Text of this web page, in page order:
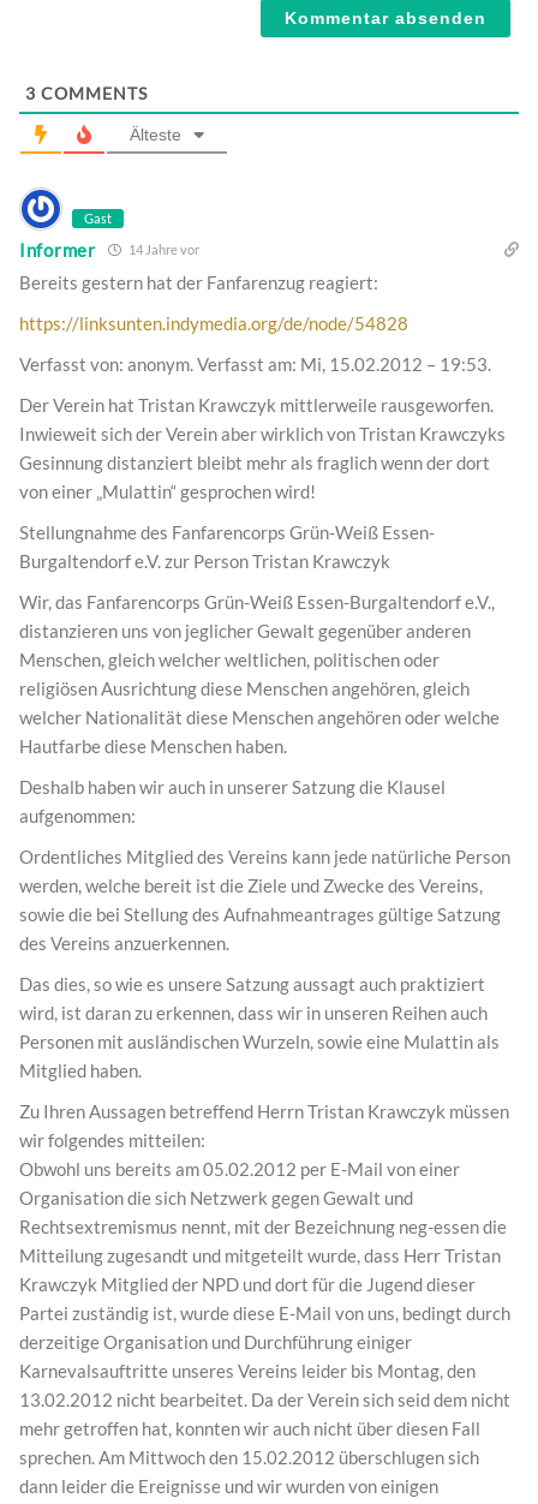
3 COMMENTS
Älteste
Gast
Informer 14 Jahre vor
Bereits gestern hat der Fanfarenzug reagiert:
https://linksunten.indymedia.org/de/node/54828
Verfasst von: anonym. Verfasst am: Mi, 15.02.2012 – 19:53.
Der Verein hat Tristan Krawczyk mittlerweile rausgeworfen.
Inwieweit sich der Verein aber wirklich von Tristan Krawczyks
Gesinnung distanziert bleibt mehr als fraglich wenn der dort
von einer „Mulattin“ gesprochen wird!
Stellungnahme des Fanfarencorps Grün-Weiß Essen-
Burgaltendorf e.V. zur Person Tristan Krawczyk
Wir, das Fanfarencorps Grün-Weiß Essen-Burgaltendorf e.V.,
distanzieren uns von jeglicher Gewalt gegenüber anderen
Menschen, gleich welcher weltlichen, politischen oder
religiösen Ausrichtung diese Menschen angehören, gleich
welcher Nationalität diese Menschen angehören oder welche
Hautfarbe diese Menschen haben.
Deshalb haben wir auch in unserer Satzung die Klausel
aufgenommen:
Ordentliches Mitglied des Vereins kann jede natürliche Person
werden, welche bereit ist die Ziele und Zwecke des Vereins,
sowie die bei Stellung des Aufnahmeantrages gültige Satzung
des Vereins anzuerkennen.
Das dies, so wie es unsere Satzung aussagt auch praktiziert
wird, ist daran zu erkennen, dass wir in unseren Reihen auch
Personen mit ausländischen Wurzeln, sowie eine Mulattin als
Mitglied haben.
Zu Ihren Aussagen betreffend Herrn Tristan Krawczyk müssen
wir folgendes mitteilen:
Obwohl uns bereits am 05.02.2012 per E-Mail von einer
Organisation die sich Netzwerk gegen Gewalt und
Rechtsextremismus nennt, mit der Bezeichnung neg-essen die
Mitteilung zugesandt und mitgeteilt wurde, dass Herr Tristan
Krawczyk Mitglied der NPD und dort für die Jugend dieser
Partei zuständig ist, wurde diese E-Mail von uns, bedingt durch
derzeitige Organisation und Durchführung einiger
Karnevalsauftritte unseres Vereins leider bis Montag, den
13.02.2012 nicht bearbeitet. Da der Verein sich seid dem nicht
mehr getroffen hat, konnten wir auch nicht über diesen Fall
sprechen. Am Mittwoch den 15.02.2012 überschlugen sich
dann leider die Ereignisse und wir wurden von einigen